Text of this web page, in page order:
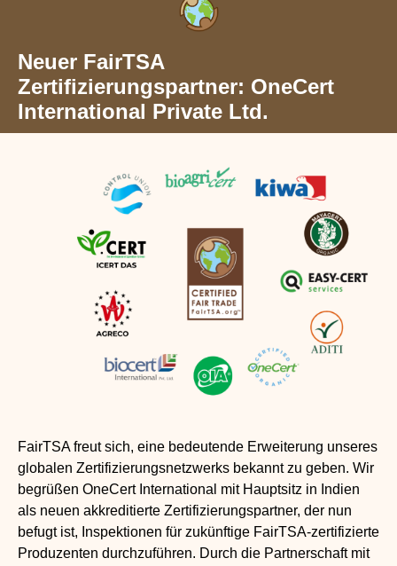
Neuer FairTSA
Zertifizierungspartner: OneCert
International Private Ltd.
FairTSA freut sich, eine bedeutende Erweiterung unseres
globalen Zertifizierungsnetzwerks bekannt zu geben. Wir
begrüßen OneCert International mit Hauptsitz in Indien
als neuen akkreditierte Zertifizierungspartner, der nun
befugt ist, Inspektionen für zukünftige FairTSA-zertifizierte
Produzenten durchzuführen. Durch die Partnerschaft mit